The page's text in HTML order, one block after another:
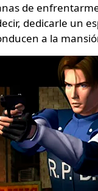
de
dedicarle un
a la